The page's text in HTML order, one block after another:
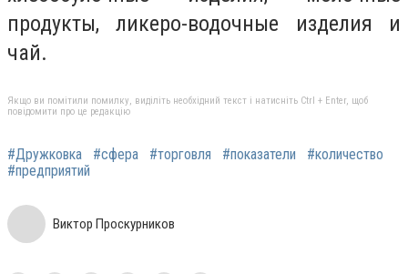
продукты, ликеро-водочные изделия и
чай.
Якщо ви помітили помилку, виділіть необхідний текст і натисніть Ctrl + Enter, щоб
повідомити про це редакцію
#Дружковка #сфера #торговля #показатели
#количество
#предприятий
Виктор Проскурников